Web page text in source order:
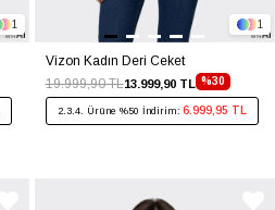
1
Vizon Kadın Deri Ceket
%30
13.999,90 TL
19.999,90 TL
2.3.4. Ürüne %50 İndirim: 6.999,95 TL
1